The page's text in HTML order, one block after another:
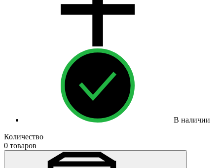
В наличии
Количество
0 товаров